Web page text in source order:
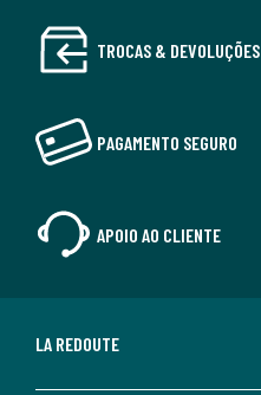
TROCAS & DEVOLUÇÕES
PAGAMENTO SEGURO
APOIO AO CLIENTE
LA REDOUTE